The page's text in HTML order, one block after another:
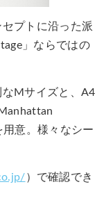
プトに沿った派
」ならではの
Mサイズと、A4
意。様々なシー
）で確認でき